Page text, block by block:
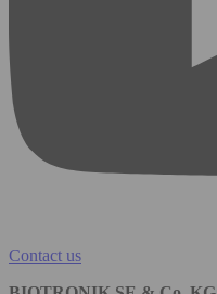
Contact us